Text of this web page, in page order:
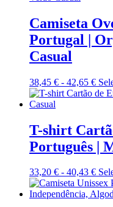
Camiseta
Portugal |
Casual
38,45 € - 42,65 €
de
T-shirt
Português |
33,20 € - 40,43 €
de